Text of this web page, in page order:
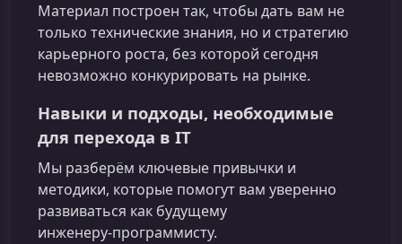
Материал построен так, чтобы дать вам не
только технические знания, но и стратегию
карьерного роста, без которой сегодня
невозможно конкурировать на рынке.
Навыки и подходы, необходимые
для перехода в IT
Мы разберём ключевые привычки и
методики, которые помогут вам уверенно
развиваться как будущему
инженеру‑программисту.